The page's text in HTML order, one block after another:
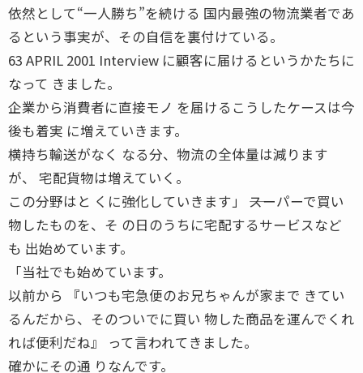
依然として“一人勝ち”を続ける 国内最強の物流業者であ
るという事実が、その自信を裏付けている。
63 APRIL 2001 Interview に顧客に届けるというかたちに
なって きました。
企業から消費者に直接モノ を届けるこうしたケースは今
後も着実 に増えていきます。
横持ち輸送がなく なる分、物流の全体量は減ります
が、 宅配貨物は増えていく。
この分野はと くに強化していきます」 ――スーパーで買い
物したものを、そ の日のうちに宅配するサービスなど
も 出始めています。
「当社でも始めています。
以前から 『いつも宅急便のお兄ちゃんが家まで きてい
るんだから、そのついでに買い 物した商品を運んでくれ
れば便利だね』 って言われてきました。
確かにその通 りなんです。